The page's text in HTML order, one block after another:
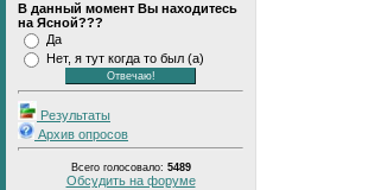
В данный момент Вы находитесь
на Ясной???
Да
Нет, я тут когда то был (а)
Результаты
Архив опросов
Всего голосовало: 5489
Обсудить на форуме